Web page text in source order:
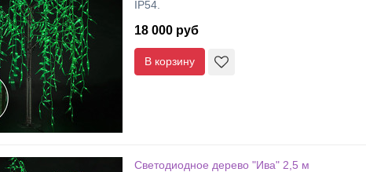
IP54.
18 000 руб
В корзину
Светодиодное дерево "Ива" 2,5 м